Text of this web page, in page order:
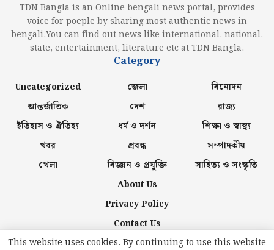
TDN Bangla is an Online bengali news portal, provides
voice for poeple by sharing most authentic news in
bengali.You can find out news like international, national,
state, entertainment, literature etc at TDN Bangla.
Category
Uncategorized
আন্তর্জাতিক
ইতিহাস ও ঐতিহ্য
খবর
খেলা
জেলা
দেশ
ধর্ম ও দর্শন
প্রবন্ধ
বিজ্ঞান ও প্রযুক্তি
বিনোদন
রাজ্য
শিক্ষা ও স্বাস্থ্য
সম্পাদকীয়
সাহিত্য ও সংস্কৃতি
About Us
Privacy Policy
Contact Us
This website uses cookies. By continuing to use this website